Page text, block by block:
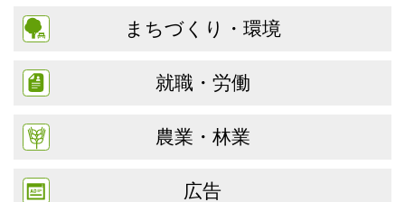
まちづくり・環境
就職・労働
農業・林業
広告